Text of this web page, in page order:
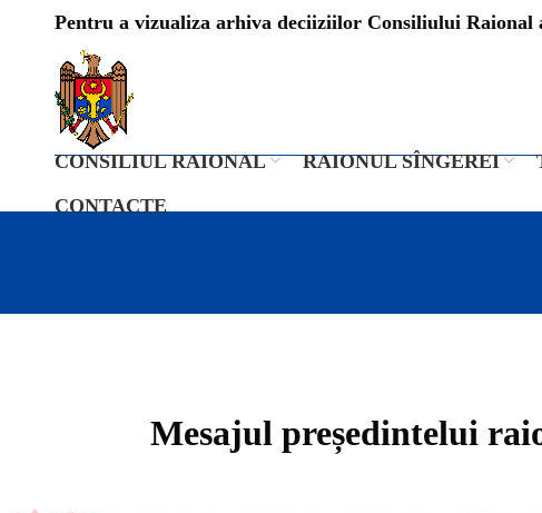
Pentru a vizualiza arhiva deciiziilor Consiliului Raional
CONSILIUL RAIONAL RAIONUL SÎNGEREI
CONTACTE
Mesajul președintelui